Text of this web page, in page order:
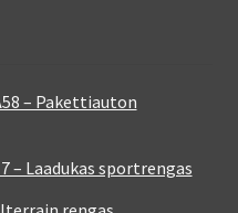
– Pakettiauton
Laadukas sportrengas